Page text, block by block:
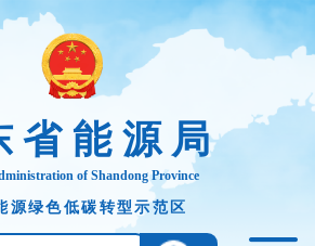
省能源局
of Shandong Province
源绿色低碳转型示范区